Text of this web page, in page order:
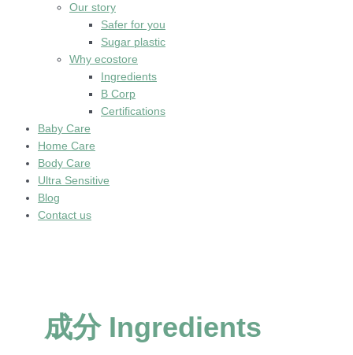
Our story
Safer for you
Sugar plastic
Why ecostore
Ingredients
B Corp
Certifications
Baby Care
Home Care
Body Care
Ultra Sensitive
Blog
Contact us
成分 Ingredients